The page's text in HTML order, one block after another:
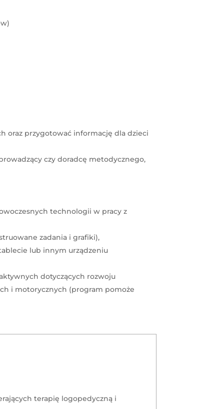
oraz przygotować informację dla dzieci
czy doradcę metodycznego,
technologii w pracy z
zadania i grafiki),
lub innym urządzeniu
dotyczących rozwoju
i motorycznych (program pomoże
terapię logopedyczną i